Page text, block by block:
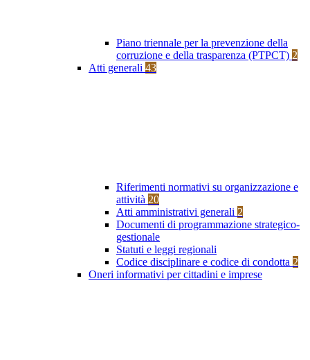
Piano triennale per la prevenzione della
corruzione e della trasparenza (PTPCT) 2
Atti generali 43
Riferimenti normativi su organizzazione e
attività 20
Atti amministrativi generali 2
Documenti di programmazione strategico-
gestionale
Statuti e leggi regionali
Codice disciplinare e codice di condotta 2
Oneri informativi per cittadini e imprese